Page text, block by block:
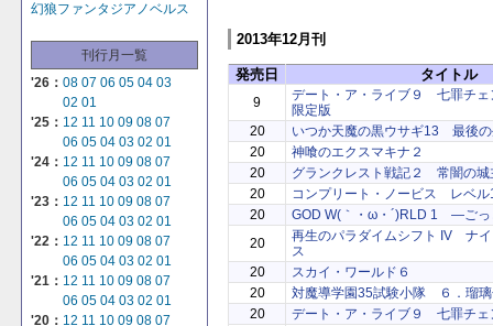
幻狼ファンタジアノベルス
刊行月一覧
'26： 08 07 06 05 04 03
02 01
'25： 12 11 10 09 08 07
06 05 04 03 02 01
'24： 12 11 10 09 08 07
06 05 04 03 02 01
'23： 12 11 10 09 08 07
06 05 04 03 02 01
'22： 12 11 10 09 08 07
06 05 04 03 02 01
'21： 12 11 10 09 08 07
06 05 04 03 02 01
'20： 12 11 10 09 08 07
2013年12月刊
発売日 タイトル
9
デート・ア・ライブ９ 七罪チ
限定版
20
いつか天魔の黒ウサギ13 最後
20
神喰のエクスマキナ２
20
グランクレスト戦記２ 常闇の城
20
コンプリート・ノービス レベル
20
GOD W(｀・ω・´)RLD 1 ―ご
20
再生のパラダイムシフト IV ナ
ス
20
スカイ・ワールド６
20
対魔導学園35試験小隊 ６．瑠璃
20
デート・ア・ライブ９ 七罪チェ